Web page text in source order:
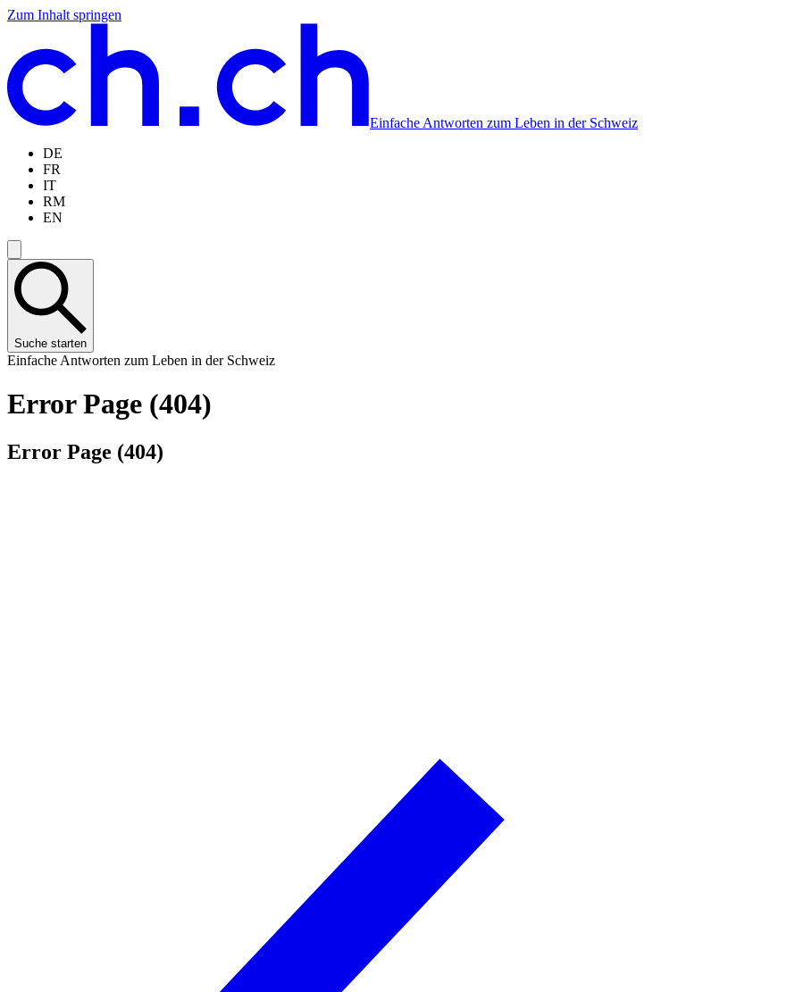
Zum Inhalt springen
Zum
springen
Zur
springen
Zur
springen
Zur
springen
Einfache Antworten zum Leben in der Schweiz
DE
FR
IT
RM
EN
Suche starten
Einfache Antworten zum Leben in der Schweiz
Error Page (404)
Error Page (404)